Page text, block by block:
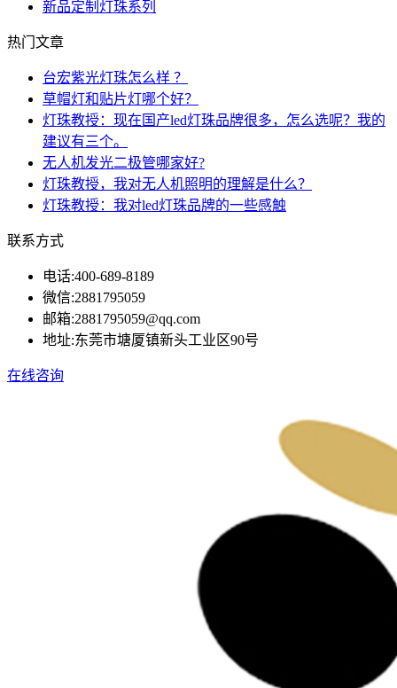
新品定制灯珠系列
热门文章
台宏紫光灯珠怎么样 ？
草帽灯和贴片灯哪个好？
灯珠教授：现在国产led灯珠品牌很多，怎么选呢？我的
建议有三个。
无人机发光二极管哪家好?
灯珠教授，我对无人机照明的理解是什么？
灯珠教授：我对led灯珠品牌的一些感触
联系方式
电话:400-689-8189
微信:2881795059
邮箱:2881795059@qq.com
地址:东莞市塘厦镇新头工业区90号
在线咨询